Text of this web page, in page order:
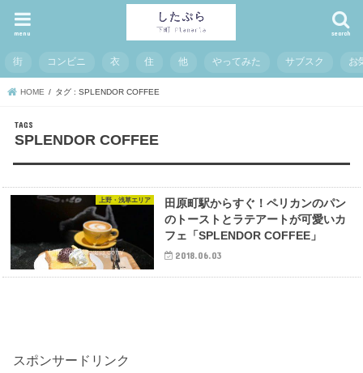
search
menu
街 コンビニ 衣 住 他 やってみた サブスク お
HOME タグ : SPLENDOR COFFEE
SPLENDOR COFFEE
上野・浅草エリア
田原町駅からすぐ！ペリカンのパン
のトーストとラテアートが可愛いカ
フェ「SPLENDOR COFFEE」
2018.06.03
スポンサードリンク